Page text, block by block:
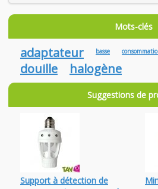
Mots-clés
adaptateur basse
douille
halogène
Suggestions de
Support à détection de